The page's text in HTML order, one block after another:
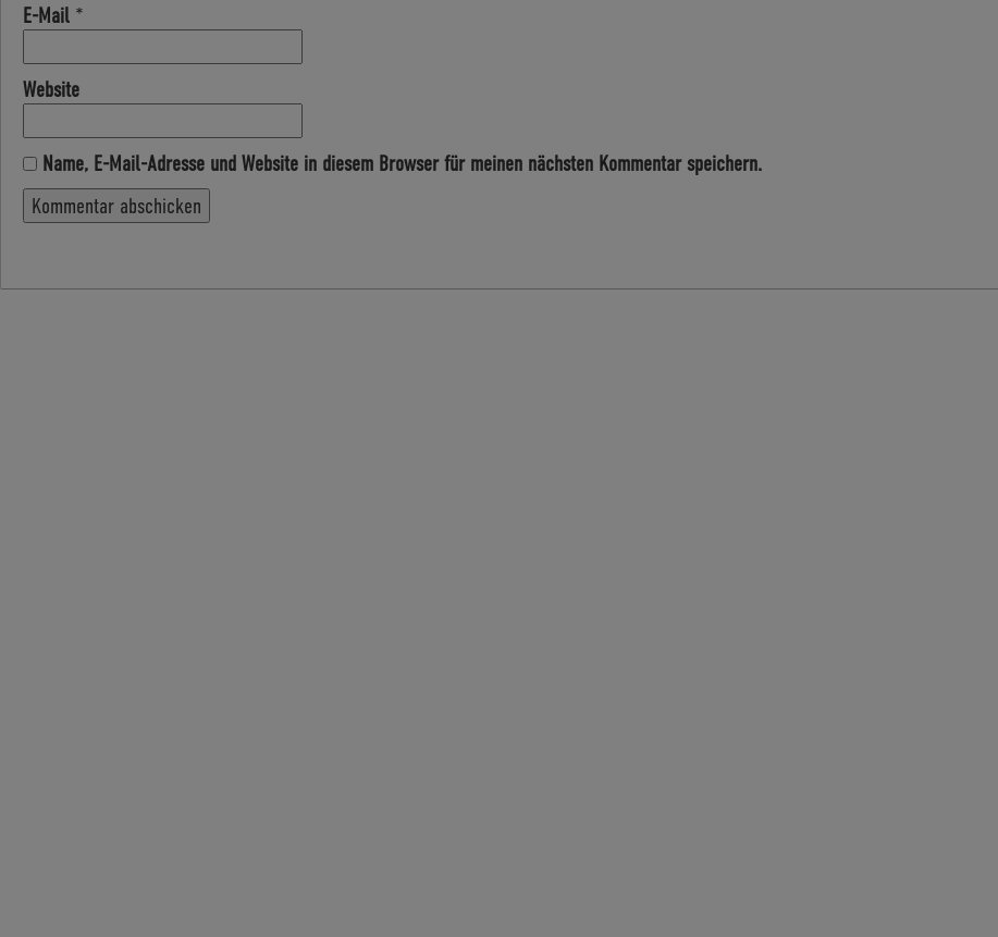
E-Mail *
Website
Name, E-Mail-Adresse und Website in diesem Browser für meinen nächsten Kommentar speichern.